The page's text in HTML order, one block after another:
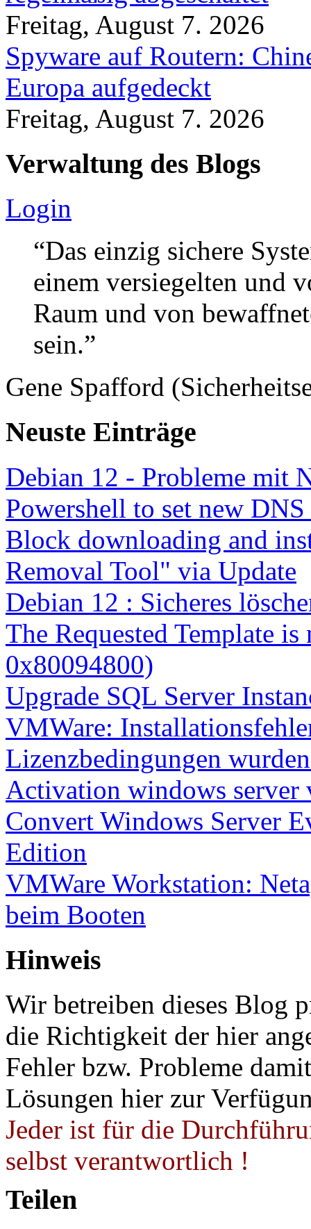
Freitag, August 7. 2026
Spyware auf Routern:
Europa aufgedeckt
Freitag, August 7. 2026
Verwaltung des Blogs
Login
“Das einzig sichere
einem versiegelten und
Raum und von
sein.”
Gene Spafford
Neuste Einträge
Debian 12 - Probleme mit
Powershell to set new
Block downloading and
Removal Tool" via Update
Debian 12 : Sicheres
The Requested Template
0x80094800)
Upgrade SQL Server
VMWare:
Lizenzbedingungen
Activation windows server
Convert Windows Server
Edition
VMWare Workstation:
beim Booten
Hinweis
Wir betreiben dieses Blog
die Richtigkeit der hier
Fehler bzw. Probleme
Lösungen hier zur
Jeder ist für die
selbst verantwortlich !
Teilen